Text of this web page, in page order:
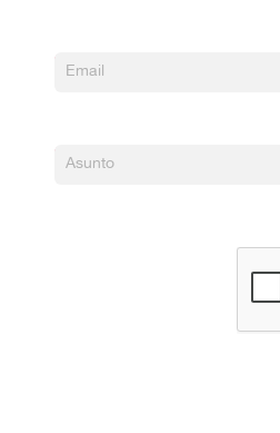
Email
Asunto